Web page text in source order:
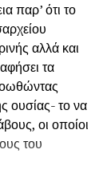
παρ’ ότι το
αλλά και
τα
ουσίας- το να
οι οποίοι
του